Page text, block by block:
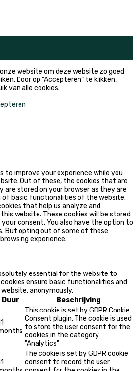
website om deze website zo goed
Door op "Accepteren" te klikken,
van alle cookies.
.
to improve your experience while you
Out of these, the cookies that are
are stored on your browser as they are
of basic functionalities of the website.
that help us analyze and
website. These cookies will be stored
consent. You also have the option to
But opting out of some of these
experience.
essential for the website to
ensure basic functionalities and
anonymously.
Duur Beschrijving
This cookie is set by GDPR Cookie
Consent plugin. The cookie is used
to store the user consent for the
cookies in the category
"Analytics".
The cookie is set by GDPR cookie
consent to record the user